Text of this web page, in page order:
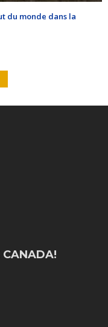
du monde dans la
CANADA!